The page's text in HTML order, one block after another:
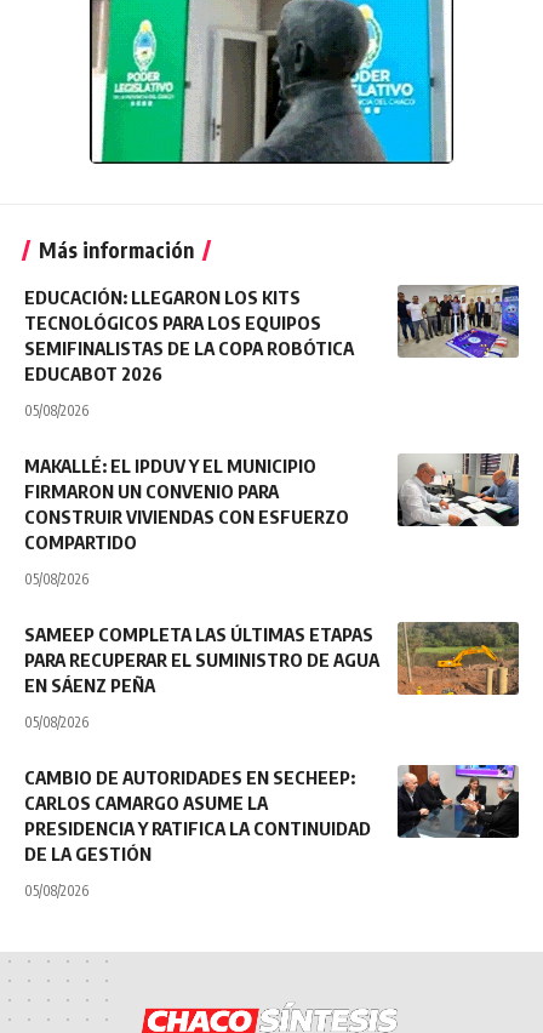
Más información
EDUCACIÓN: LLEGARON LOS KITS
TECNOLÓGICOS PARA LOS EQUIPOS
SEMIFINALISTAS DE LA COPA ROBÓTICA
EDUCABOT 2026
05/08/2026
MAKALLÉ: EL IPDUV Y EL MUNICIPIO
FIRMARON UN CONVENIO PARA
CONSTRUIR VIVIENDAS CON ESFUERZO
COMPARTIDO
05/08/2026
SAMEEP COMPLETA LAS ÚLTIMAS ETAPAS
PARA RECUPERAR EL SUMINISTRO DE AGUA
EN SÁENZ PEÑA
05/08/2026
CAMBIO DE AUTORIDADES EN SECHEEP:
CARLOS CAMARGO ASUME LA
PRESIDENCIA Y RATIFICA LA CONTINUIDAD
DE LA GESTIÓN
05/08/2026